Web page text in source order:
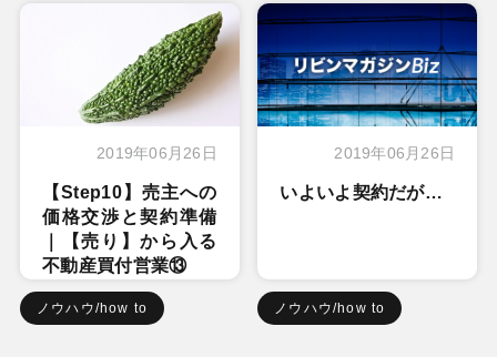
2019年06月26日
【Step10】売主への
価格交渉と契約準備
｜【売り】から入る
不動産買付営業⑬
ノウハウ/how to
2019年06月26日
いよいよ契約だが…
ノウハウ/how to